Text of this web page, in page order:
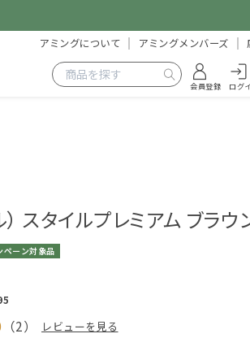
アミングについて アミングメンバーズ
会員登録 ログ
スタイルプレミアム ブラウ
ペーン対象品
（2） レビューを見る